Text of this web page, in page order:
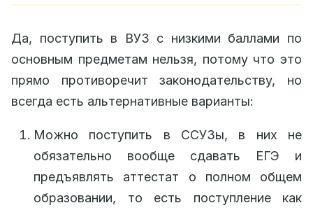
Да, поступить в ВУЗ с низкими баллами по
основным предметам нельзя, потому что это
прямо противоречит законодательству, но
всегда есть альтернативные варианты:
Можно поступить в ССУЗы, в них не
обязательно вообще сдавать ЕГЭ и
предъявлять аттестат о полном общем
образовании, то есть поступление как